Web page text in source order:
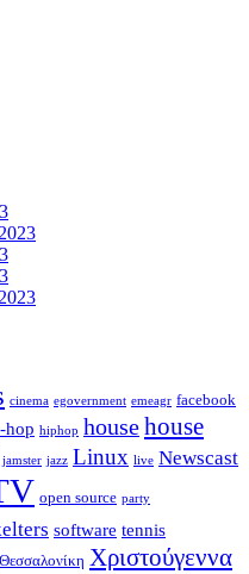
cinema egovernment emeagr facebook
hop hiphop househouse
jamster jazz Linux live Newscast
open source party
software tennis
Θεσσαλονίκη Χριστούγεννα